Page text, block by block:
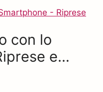
con lo
e